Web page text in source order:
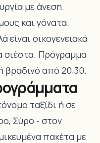
με άνεση.
και γόνατα.
είναι οικογενειακά
σιέστα. Πρόγραμμα
βραδινό από 20:30.
ταξίδι ή σε
Σύρο - στον
πακέτα με